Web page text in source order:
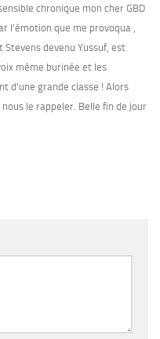
chronique mon cher GBD
l’émotion que me provoqua ,
Stevens devenu Yussuf, est
même burinée et les
d’une grande classe ! Alors
le rappeler. Belle fin de jour